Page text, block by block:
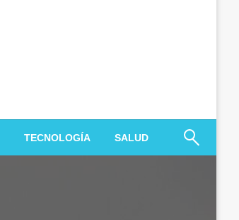
TECNOLOGÍA SALUD